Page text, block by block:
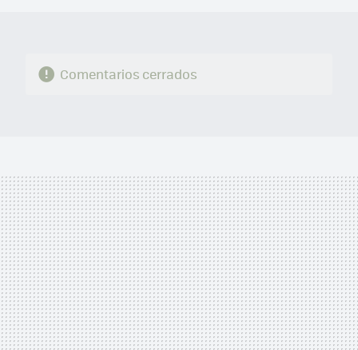
Comentarios cerrados